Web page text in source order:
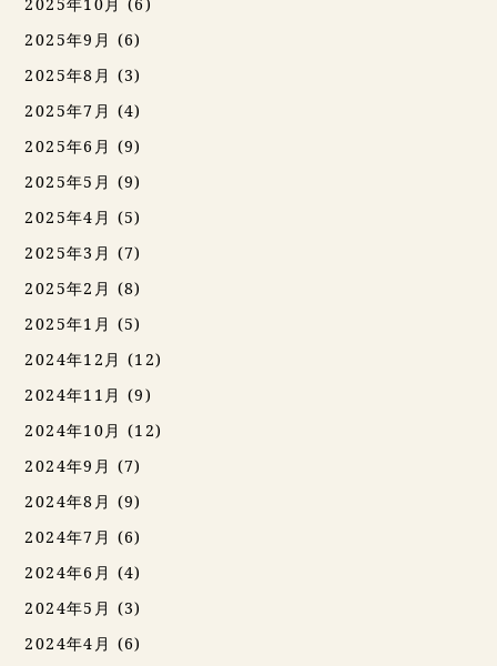
2025年9月 (6)
2025年8月 (3)
2025年7月 (4)
2025年6月 (9)
2025年5月 (9)
2025年4月 (5)
2025年3月 (7)
2025年2月 (8)
2025年1月 (5)
2024年12月 (12)
2024年11月 (9)
2024年10月 (12)
2024年9月 (7)
2024年8月 (9)
2024年7月 (6)
2024年6月 (4)
2024年5月 (3)
2024年4月 (6)